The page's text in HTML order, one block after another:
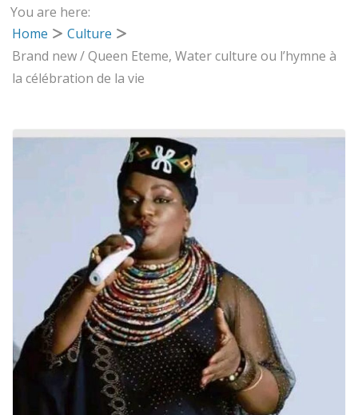
You are here:
Home
Culture
Brand new / Queen Eteme, Water culture ou l’hymne à
la célébration de la vie